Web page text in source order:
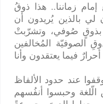
زماننا.. هذا ذوقُ
بالذين يُريدون أن
بذوقٍ صُوفي، وتشرّبتْ
الصوفيّة المُخالفين
فيما يعتقدون وأنا
عند حدود الألفاظ
وحبسوا أنفُسهم